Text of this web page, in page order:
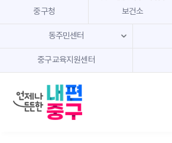
본문 내용 바로가기
주메뉴 바로가기
중구청 보건소
동주민센터
중구교육지원센터